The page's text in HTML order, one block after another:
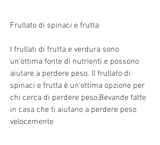
Frullato di spinaci e frutta
I frullati di frutta e verdura sono
un'ottima fonte di nutrienti e possono
aiutare a perdere peso. Il frullato di
spinaci e frutta è un'ottima opzione per
chi cerca di perdere peso,Bevande fatte
in casa che ti aiutano a perdere peso
velocemente